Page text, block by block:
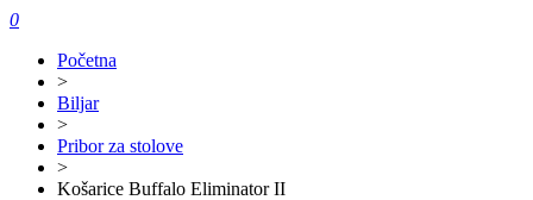
0
Početna
>
Biljar
>
Pribor za stolove
>
Košarice Buffalo Eliminator II